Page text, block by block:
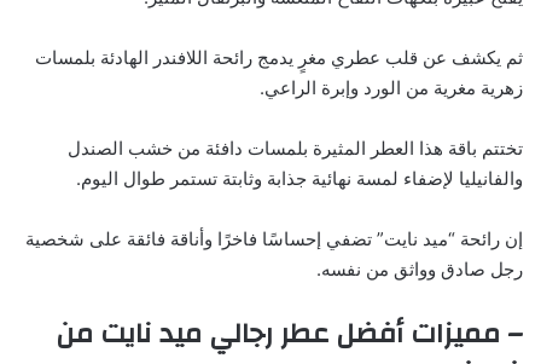
ثم يكشف عن قلب عطري مغرٍ يدمج رائحة اللافندر الهادئة بلمسات
زهرية مغرية من الورد وإبرة الراعي.
تختتم باقة هذا العطر المثيرة بلمسات دافئة من خشب الصندل
والفانيليا لإضفاء لمسة نهائية جذابة وثابتة تستمر طوال اليوم.
إن رائحة “ميد نايت” تضفي إحساسًا فاخرًا وأناقة فائقة على شخصية
رجل صادق وواثق من نفسه.
– مميزات أفضل عطر رجالي ميد نايت من